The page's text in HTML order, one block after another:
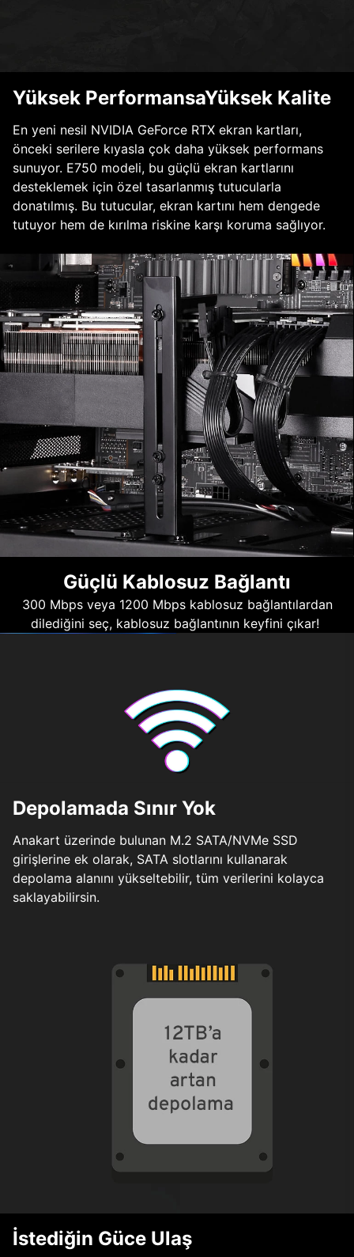
Yüksek PerformansaYüksek Kalite
En yeni nesil NVIDIA GeForce RTX ekran kartları,
önceki serilere kıyasla çok daha yüksek performans
sunuyor. E750 modeli, bu güçlü ekran kartlarını
desteklemek için özel tasarlanmış tutucularla
donatılmış. Bu tutucular, ekran kartını hem dengede
tutuyor hem de kırılma riskine karşı koruma sağlıyor.
Güçlü Kablosuz Bağlantı
300 Mbps veya 1200 Mbps kablosuz bağlantılardan
dilediğini seç, kablosuz bağlantının keyfini çıkar!
Depolamada Sınır Yok
Anakart üzerinde bulunan M.2 SATA/NVMe SSD
girişlerine ek olarak, SATA slotlarını kullanarak
depolama alanını yükseltebilir, tüm verilerini kolayca
saklayabilirsin.
İstediğin Güce Ulaş